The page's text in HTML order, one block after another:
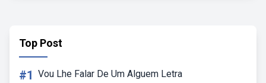
Top Post
#1 Vou Lhe Falar De Um Alguem Letra